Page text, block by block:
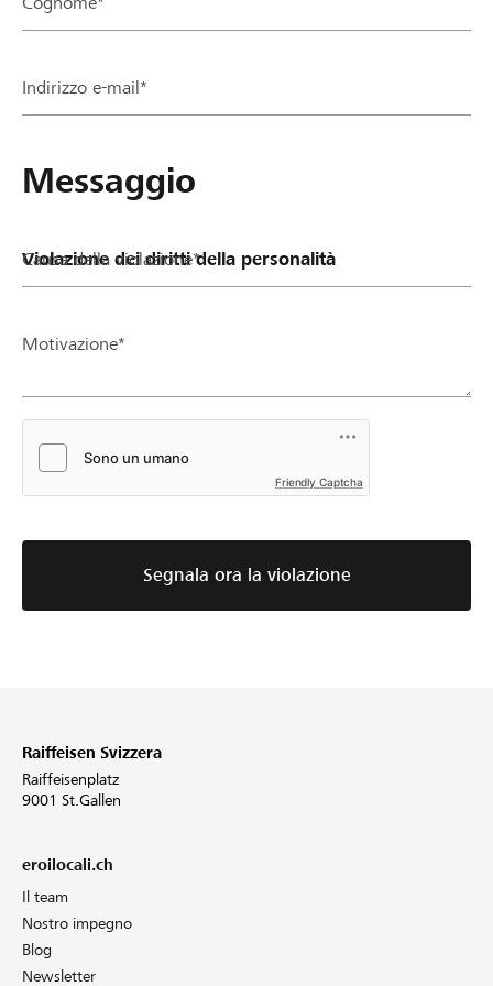
Partner / Banche Raiffeisen
Registrazione
DE FR IT
Indirizzo e-mail*
Messaggio
Causa della violazione*
Motivazione*
Friendly Captcha
Segnala ora la violazione
Raiffeisen Svizzera
Raiffeisenplatz
9001 St.Gallen
eroilocali.ch
Il team
Nostro impegno
Blog
Newsletter